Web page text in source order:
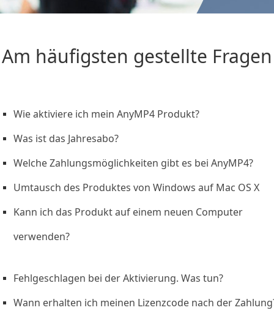
Am häufigsten gestellte Fragen
Wie aktiviere ich mein AnyMP4 Produkt?
Was ist das Jahresabo?
Welche Zahlungsmöglichkeiten gibt es bei AnyMP4?
Umtausch des Produktes von Windows auf Mac OS X
Kann ich das Produkt auf einem neuen Computer
verwenden?
Fehlgeschlagen bei der Aktivierung. Was tun?
Wann erhalten ich meinen Lizenzcode nach der